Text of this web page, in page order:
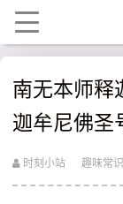
南无本师释
迦牟尼佛圣
时刻小站 趣味常识